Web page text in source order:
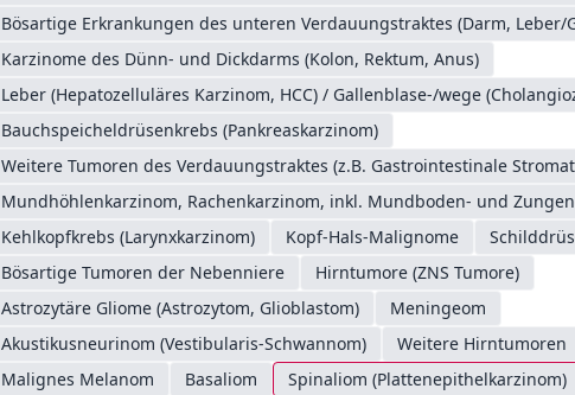
Bösartige Erkrankungen des unteren Verdauungstraktes (Darm, Leber/
Karzinome des Dünn- und Dickdarms (Kolon, Rektum, Anus)
Leber (Hepatozelluläres Karzinom, HCC) / Gallenblase-/wege
Bauchspeicheldrüsenkrebs (Pankreaskarzinom)
Weitere Tumoren des Verdauungstraktes (z.B. Gastrointestinale
Mundhöhlenkarzinom, Rachenkarzinom, inkl. Mundboden- und
Kehlkopfkrebs (Larynxkarzinom)
Kopf-Hals-Malignome
Bösartige Tumoren der Nebenniere
Hirntumore (ZNS Tumore)
Astrozytäre Gliome (Astrozytom, Glioblastom)
Meningeom
Akustikusneurinom (Vestibularis-Schwannom)
Weitere Hirntumoren
Malignes Melanom
Basaliom Spinaliom (Plattenepithelkarzinom)